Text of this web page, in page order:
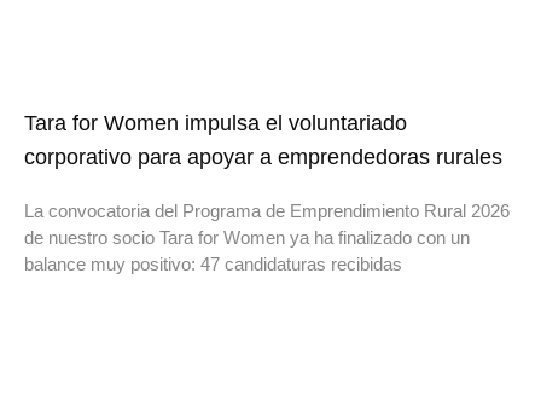
Tara for Women impulsa el voluntariado
corporativo para apoyar a emprendedoras rurales
La convocatoria del Programa de Emprendimiento Rural 2026
de nuestro socio Tara for Women ya ha finalizado con un
balance muy positivo: 47 candidaturas recibidas